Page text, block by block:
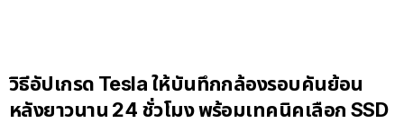
วิธีอัปเกรด Tesla ให้บันทึกกล้องรอบคันย้อน
หลังยาวนาน 24 ชั่วโมง พร้อมเทคนิคเลือก SSD